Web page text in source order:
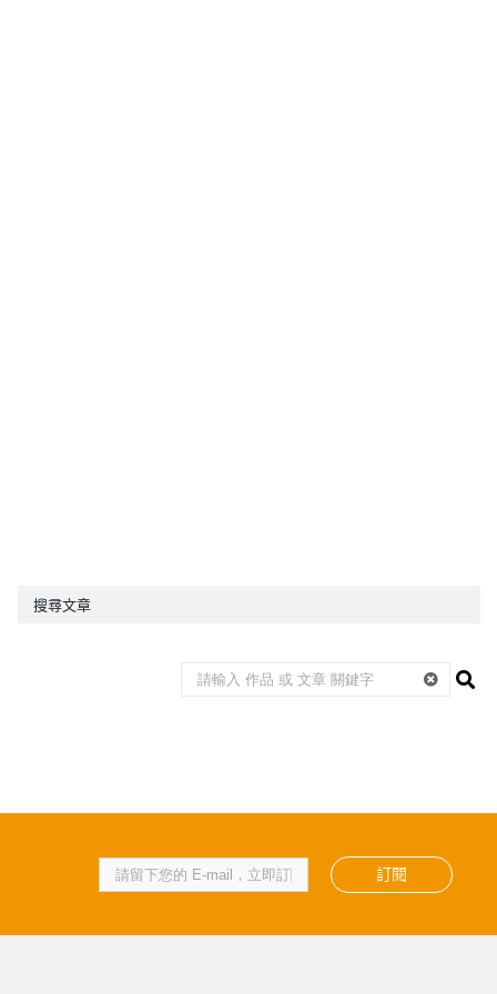
搜尋文章
訂閱